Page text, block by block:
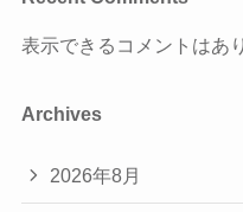
表示できるコメントはあ
Archives
2026年8月